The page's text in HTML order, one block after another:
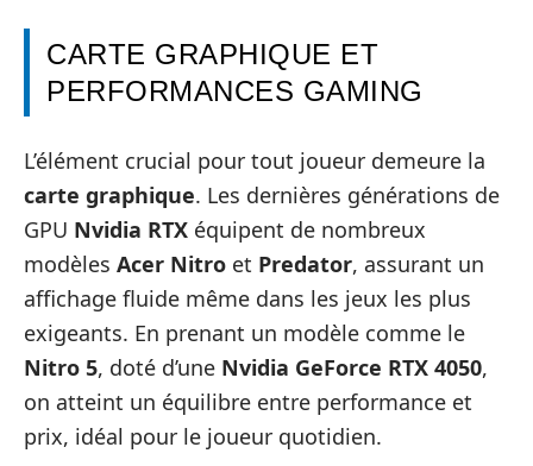
CARTE GRAPHIQUE ET
PERFORMANCES GAMING
L’élément crucial pour tout joueur demeure la
carte graphique. Les dernières générations de
GPU Nvidia RTX équipent de nombreux
modèles Acer Nitro et Predator, assurant un
affichage fluide même dans les jeux les plus
exigeants. En prenant un modèle comme le
Nitro 5, doté d’une Nvidia GeForce RTX 4050,
on atteint un équilibre entre performance et
prix, idéal pour le joueur quotidien.